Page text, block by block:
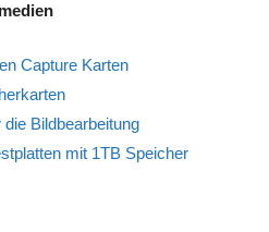
Capture Karten
Bildbearbeitung
mit 1TB Speicher